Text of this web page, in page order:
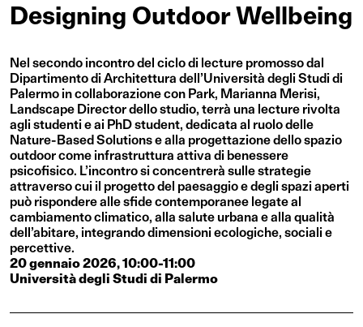
Designing Outdoor Wellbeing
Nel secondo incontro del ciclo di lecture promosso dal
Dipartimento di Architettura dell’Università degli Studi di
Palermo in collaborazione con Park, Marianna Merisi,
Landscape Director dello studio, terrà una lecture rivolta
agli studenti e ai PhD student, dedicata al ruolo delle
Nature-Based Solutions e alla progettazione dello spazio
outdoor come infrastruttura attiva di benessere
psicofisico. L’incontro si concentrerà sulle strategie
attraverso cui il progetto del paesaggio e degli spazi aperti
può rispondere alle sfide contemporanee legate al
cambiamento climatico, alla salute urbana e alla qualità
dell’abitare, integrando dimensioni ecologiche, sociali e
percettive.
20 gennaio 2026, 10:00-11:00
Università degli Studi di Palermo